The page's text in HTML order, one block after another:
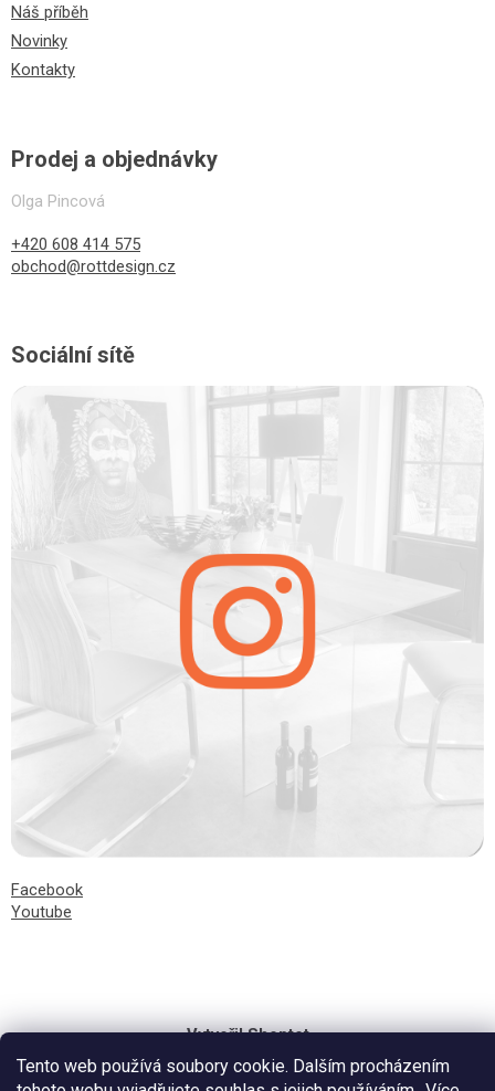
Tento web používá soubory cookie. Dalším procházením
Náš příběh
Novinky
Kontakty
Prodej a objednávky
Olga Pincová
+420 608 414 575
obchod@rottdesign.cz
Sociální sítě
Facebook
Youtube
Vytvořil Shoptet